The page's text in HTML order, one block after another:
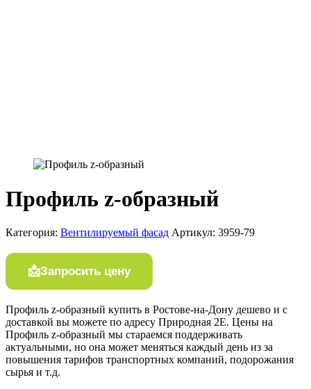
Профиль z-образный
Категория: Вентилируемый фасад Артикул: 3959-79
Запросить цену
Профиль z-образный купить в Ростове-на-Дону дешево и с
доставкой вы можете по адресу Природная 2Е. Цены на
Профиль z-образный мы стараемся поддерживать
актуальными, но она может меняться каждый день из за
повышения тарифов транспортных компаний, подорожания
сырья и т.д.